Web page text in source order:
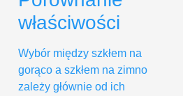
właściwości
Wybór między szkłem na
gorąco a szkłem na zimno
zależy głównie od ich